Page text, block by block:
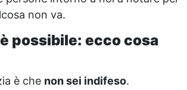
non va.
possibile: ecco cosa
è che non sei indifeso.